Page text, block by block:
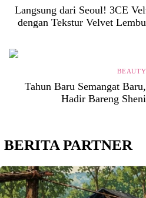
Langsung dari Seoul! 3CE
dengan Tekstur Velvet
BEAUTY
Tahun Baru Semangat
Hadir Bareng